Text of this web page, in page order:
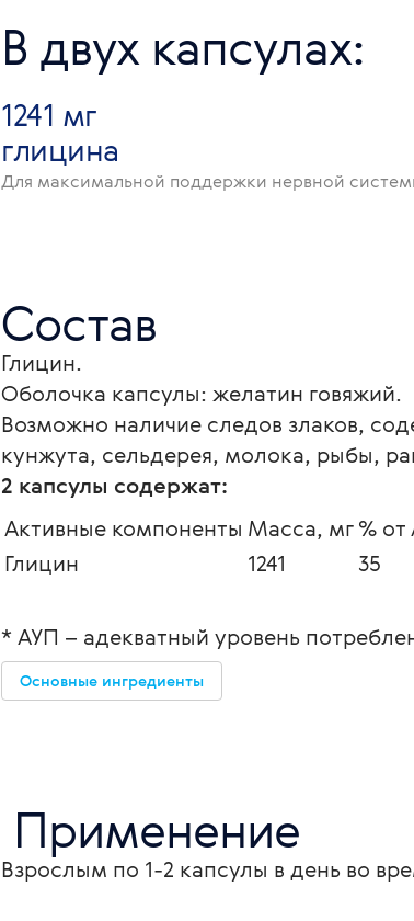
В двух капсулах:
1241 мг
глицина
Для максимальной поддержки нервной
Состав
Глицин.
Оболочка капсулы: желатин говяжий.
Возможно наличие следов злаков,
кунжута, сельдерея, молока, рыбы,
2 капсулы содержат:
Активные компоненты Масса, мг%
Глицин
1241 35
* АУП – адекватный уровень
Основные ингредиенты
Применение
Взрослым по 1-2 капсулы в день во